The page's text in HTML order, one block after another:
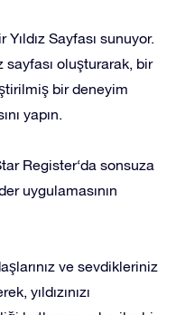
Sayfası sunuyor.
sayfası oluşturarak, bir
bir deneyim
yapın.
Register‘da sonsuza
uygulamasının
ve sevdikleriniz
yıldızınızı